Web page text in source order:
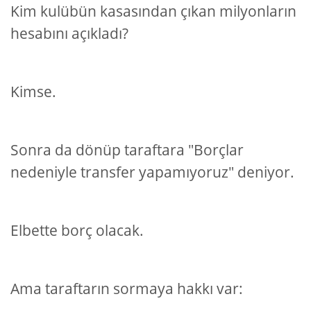
Kim kulübün kasasından çıkan milyonların
hesabını açıkladı?
Kimse.
Sonra da dönüp taraftara "Borçlar
nedeniyle transfer yapamıyoruz" deniyor.
Elbette borç olacak.
Ama taraftarın sormaya hakkı var: